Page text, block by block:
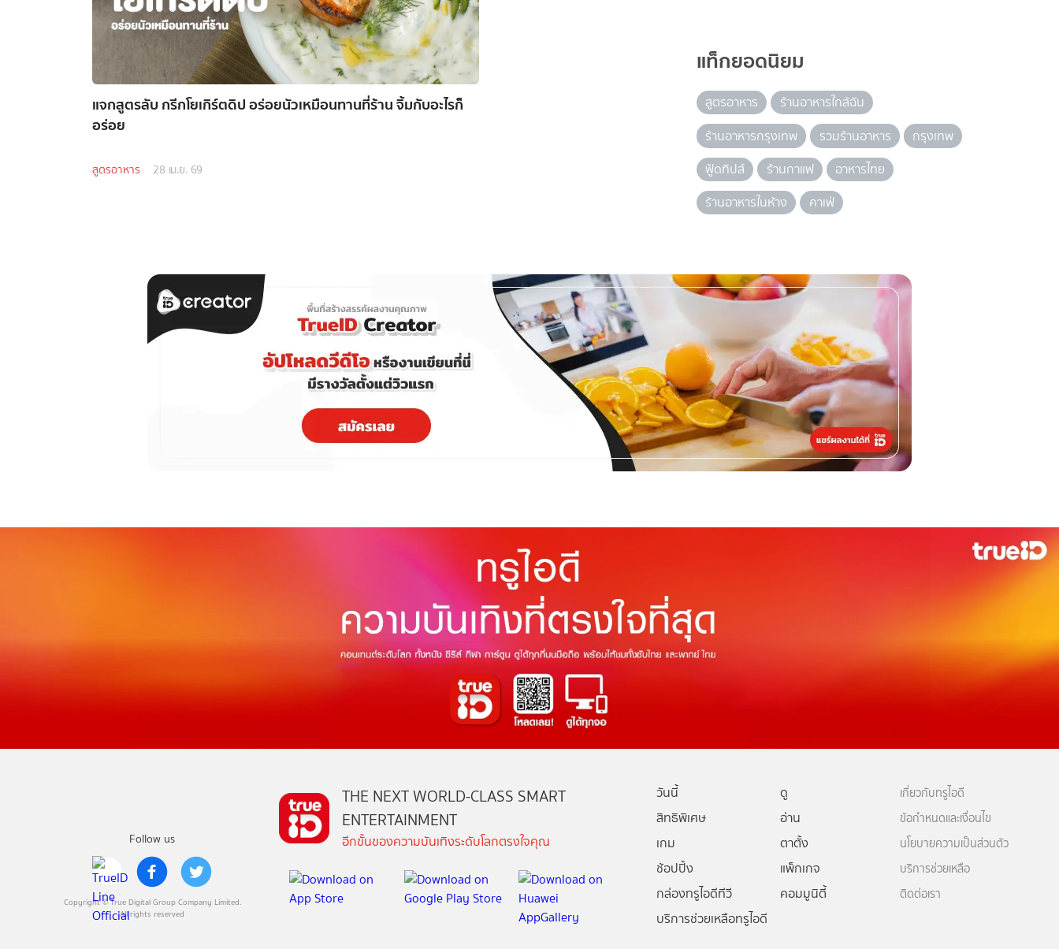
แจกสูตรลับ กรีกโยเกิร์ตดิป อร่อยนัวเหมือนทานที่ร้าน จิ้มกับอะไรก็
อร่อย
สูตรอาหาร 28 เม.ย. 69
แท็กยอดนิยม
สูตรอาหาร
ร้านอาหารใกล้ฉัน
ร้านอาหารกรุงเทพ
รวมร้านอาหาร
กรุงเทพ
ฟู้ดทิปส์
ร้านกาแฟ
อาหารไทย
ร้านอาหารในห้าง
คาเฟ่
Follow us
Copyright © True Digital Group Company Limited.
All rights reserved
THE NEXT WORLD-CLASS SMART
ENTERTAINMENT
อีกขั้นของความบันเทิงระดับโลกตรงใจคุณ
วันนี้
ดู
สิทธิพิเศษ
อ่าน
เกม
ตาตั้ง
ช้อปปิ้ง
แพ็กเกจ
กล่องทรูไอดีทีวี
คอมมูนิตี้
บริการช่วยเหลือทรูไอดี
เกี่ยวกับทรูไอดี
ข้อกำหนดและเงื่อนไข
นโยบายความเป็นส่วนตัว
บริการช่วยเหลือ
ติดต่อเรา